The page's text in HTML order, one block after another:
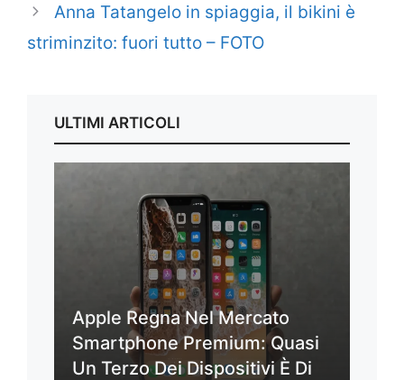
Anna Tatangelo in spiaggia, il bikini è
striminzito: fuori tutto – FOTO
ULTIMI ARTICOLI
Apple Regna Nel Mercato
Smartphone Premium: Quasi
Un Terzo Dei Dispositivi È Di